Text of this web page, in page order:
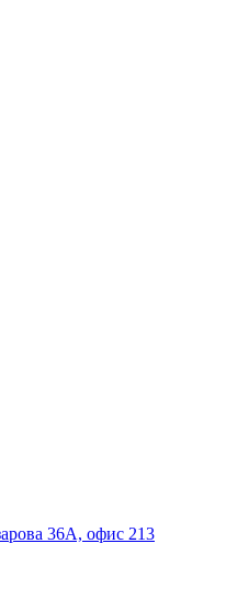
36А, офис 213